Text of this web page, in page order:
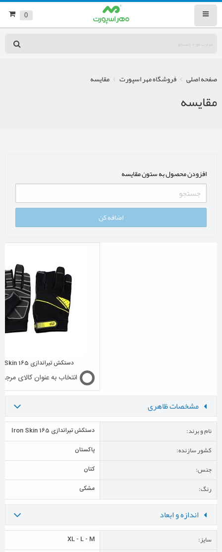
0
صفحه اصلی فروشگاه مهر اسپورت مقایسه
مقایسه
افزودن محصول به ستون مقایسه
اضافه کن
دستکش تیراندازی Iron Skin 165
انتخاب به عنوان کالای مرجع
مشخصات ظاهری
نام و برند: دستکش تیراندازی Iron Skin 165
کشور سازنده: پاکستان
جنس: کتان
رنگ: مشکی
اندازه و ابعاد
سایز: XL - L - M